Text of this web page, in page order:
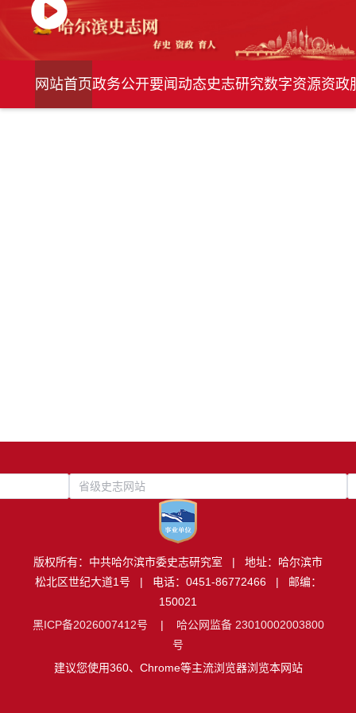
网站首页政务公开要闻动态史志研究数字资源资政
省级史志网站
版权所有：中共哈尔滨市委史志研究室 | 地址：哈尔滨市
松北区世纪大道1号 | 电话：0451-86772466 | 邮编：
150021
黑ICP备2026007412号 | 哈公网监备 23010002003800
号
建议您使用360、Chrome等主流浏览器浏览本网站